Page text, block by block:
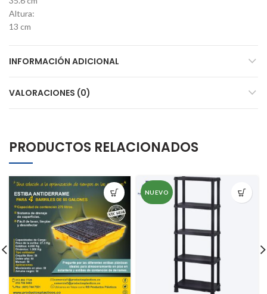
Altura:
13 cm
INFORMACIÓN ADICIONAL
VALORACIONES (0)
PRODUCTOS RELACIONADOS
NUEVO